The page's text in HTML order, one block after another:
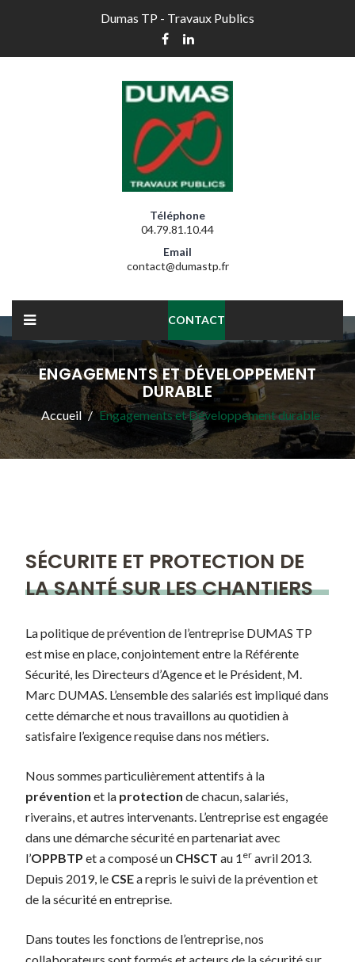
Dumas TP - Travaux Publics
Téléphone
04.79.81.10.44
Email
contact@dumastp.fr
CONTACT
ENGAGEMENTS ET DÉVELOPPEMENT
DURABLE
Accueil Engagements et Développement durable
SÉCURITE ET PROTECTION DE
LA SANTÉ SUR LES CHANTIERS
La politique de prévention de l’entreprise DUMAS TP
est mise en place, conjointement entre la Référente
Sécurité, les Directeurs d’Agence et le Président, M.
Marc DUMAS. L’ensemble des salariés est impliqué dans
cette démarche et nous travaillons au quotidien à
satisfaire l’exigence requise dans nos métiers.
Nous sommes particulièrement attentifs à la
prévention et la protection de chacun, salariés,
riverains, et autres intervenants. L’entreprise est engagée
dans une démarche sécurité en partenariat avec
l’OPPBTP et a composé un CHSCT au 1 er avril 2013.
Depuis 2019, le CSEa repris le suivi de la prévention et
de la sécurité en entreprise.
Dans toutes les fonctions de l’entreprise, nos
collaborateurs sont formés et acteurs de la sécurité sur